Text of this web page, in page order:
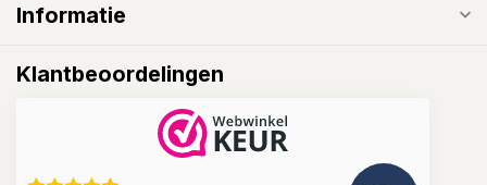
Informatie
Klantbeoordelingen